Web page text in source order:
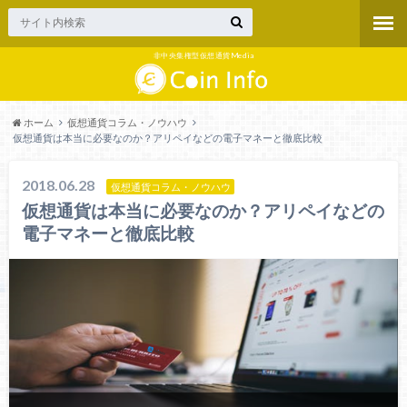
非中央集権型仮想通貨Media
ホーム
仮想通貨コラム・ノウハウ
仮想通貨は本当に必要なのか？アリペイなどの電子マネーと徹底比較
2018.06.28 仮想通貨コラム・ノウハウ
仮想通貨は本当に必要なのか？アリペイなどの
電子マネーと徹底比較